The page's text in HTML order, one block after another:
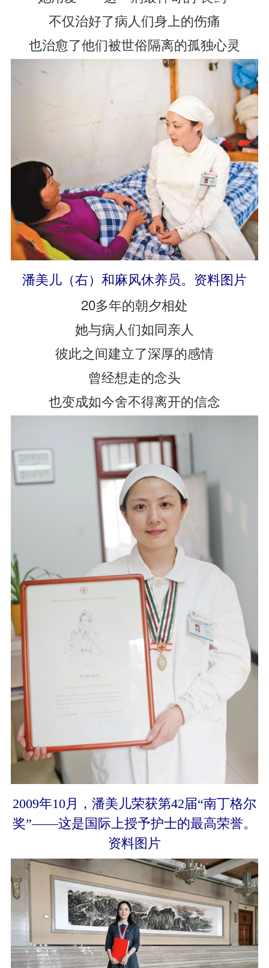
不仅治好了病人们身上的伤痛
也治愈了他们被世俗隔离的孤独心灵
潘美儿（右）和麻风休养员。资料图片
20多年的朝夕相处
她与病人们如同亲人
彼此之间建立了深厚的感情
曾经想走的念头
也变成如今舍不得离开的信念
2009年10月，潘美儿荣获第42届“南丁格尔
奖”——这是国际上授予护士的最高荣誉。
资料图片